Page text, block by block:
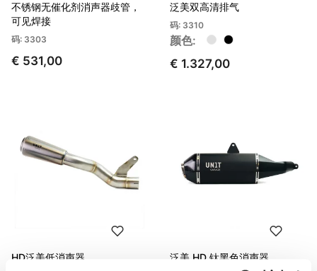
不锈钢无催化剂消声器歧管，
可见焊接
码: 3303
€ 531,00
泛美双高清排气
码: 3310
颜色:
€ 1.327,00
HD泛美低消声器 泛美 HD 钛黑色消声器